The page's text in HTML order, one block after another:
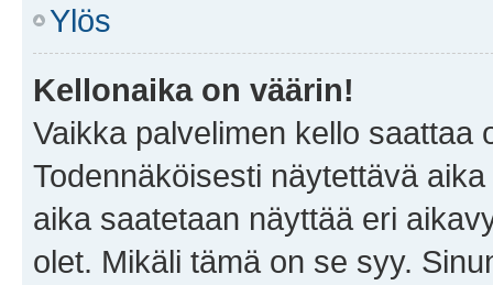
Ylös
Kellonaika on väärin!
Vaikka palvelimen kello saattaa
Todennäköisesti näytettävä
aika saatetaan näyttää eri
olet. Mikäli tämä on se syy.